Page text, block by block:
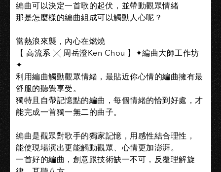
編曲可以決定一首歌的起伏，並帶動觀眾情緒
那是怎麼樣的編曲組成可以觸動人心呢？
當熱浪來襲，內心在燃燒
【 高流系 ╳ 周岳澄Ken Chou 】✦編曲大師工作坊
✦
利用編曲觸動觀眾情緒，最貼近你心情的編曲擁有最
舒服的聽覺享受。
獨特且自帶記憶點的編曲，每個情緒的恰到好處，才
能完成一首獨一無二的曲子。
編曲是觀眾對歌手的獨家記憶，用感性結合理性，
能使現場演出更能觸動觀眾、心情更加澎湃。
一首好的編曲，創意跟技術缺一不可，反覆理解旋